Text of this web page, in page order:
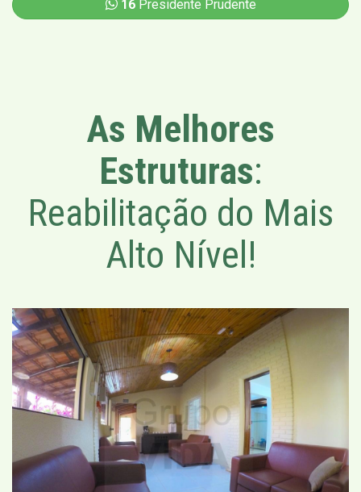
16Presidente Prudente
As Melhores
Estruturas:
Reabilitação do Mais
Alto Nível!